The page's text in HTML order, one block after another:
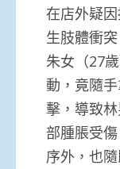
在店外疑
生肢體衝
朱女（27
動，竟隨
擊，導致
部腫脹受
序外，也